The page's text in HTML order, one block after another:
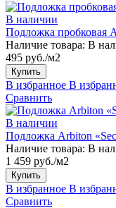
В наличии
Подложка пробковая
Наличие товара: В
495 руб./м2
Купить
В избранное В
Сравнить
В наличии
Подложка Arbiton
Наличие товара: В
1 459 руб./м2
Купить
В избранное В
Сравнить